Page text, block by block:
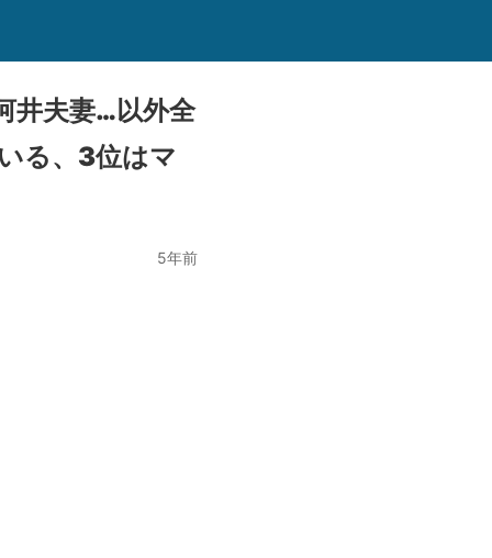
井夫妻…以外全
る、3位はマ
5年前